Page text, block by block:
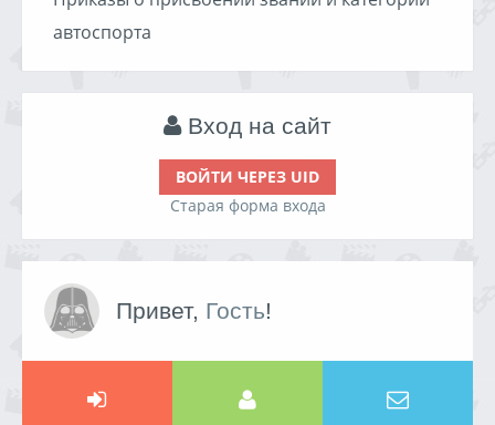
автоспорта
Вход на сайт
ВОЙТИ ЧЕРЕЗ UID
Старая форма входа
Привет, Гость!